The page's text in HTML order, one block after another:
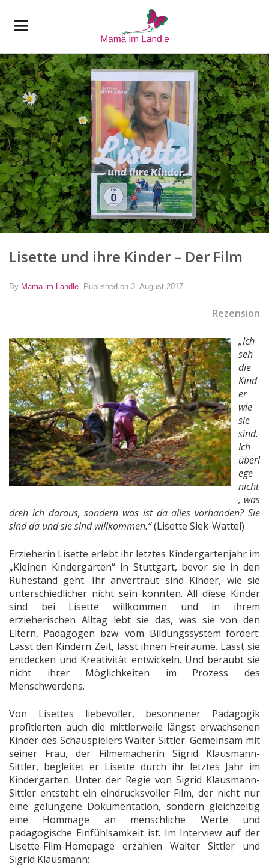
Lisette und ihre Kinder – Der Film
By Mama im Ländle. Published on 3. August 2017
Rezension
„Ich
seh
die
Kind
er
wie
sie
sind.
Ich
überl
ege
nicht
, was
dreh ich daraus, sondern was ist da alles vorhanden? Sie
sind da und sie sind willkommen.“(Lisette Siek-Wattel)
Erzieherin Lisette erlebt ihr letztes Kindergartenjahr im
„Kleinen Kindergarten“ in Stuttgart, bevor sie in den
Ruhestand geht. Ihr anvertraut sind Kinder, wie sie
unterschiedlicher nicht sein könnten. All diese Kinder
sind bei Lisette willkommen und in ihrem
erzieherischen Alltag lebt sie das, was sie von den
Eltern, Pädagogen bzw. vom Bildungssystem fordert:
Lasst den Kindern Zeit, lasst ihnen Freiräume. Lasst sie
entdecken und Kreativität entwickeln. Und beraubt sie
nicht ihrer Möglichkeiten im Prozess des
Menschwerdens.
Von Lisettes liebevoller, besonnener Pädagogik
profitierten auch die mittlerweile längst erwachsenen
Kinder des Schauspielers Walter Sittler. Gemeinsam mit
seiner Frau, der Filmemacherin Sigrid Klausmann-
Sittler, begleitet er Lisette durch ihr letztes Jahr im
Kindergarten. Unter der Regie von Sigrid Klausmann-
Sittler entsteht ein eindrucksvoller Film, der nicht nur
eine gelungene Dokumentation, sondern gleichzeitig
eine Hommage an menschliche Werte und
pädagogische Einfühlsamkeit ist. Im Interview auf der
Lisette-Film-Homepage erzählen Walter Sittler und
Sigrid Klausmann: